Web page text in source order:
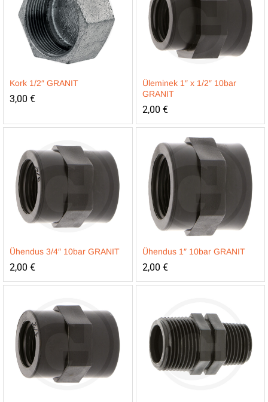
Kork 1/2″ GRANIT
3,00 €
Üleminek 1″ x 1/2″ 10bar
GRANIT
2,00 €
Ühendus 3/4″ 10bar GRANIT
2,00 €
Ühendus 1″ 10bar GRANIT
2,00 €